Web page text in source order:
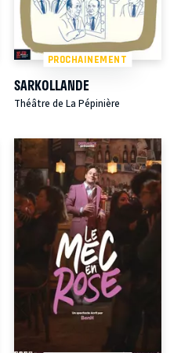
PROCHAINEMENT
SARKOLLANDE
Théâtre de La Pépinière